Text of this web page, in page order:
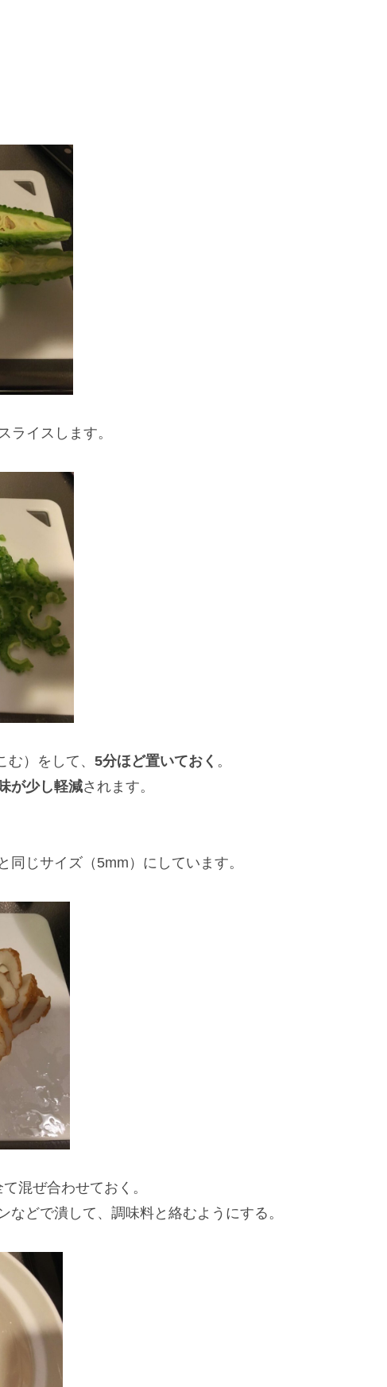
イスします。
）をして、 5分ほど置いておく 。
が少し軽減されます。
同じサイズ（5mm）にしています。
混ぜ合わせておく。
で潰して、調味料と絡むようにする。